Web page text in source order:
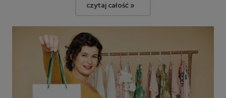
czytaj całość »